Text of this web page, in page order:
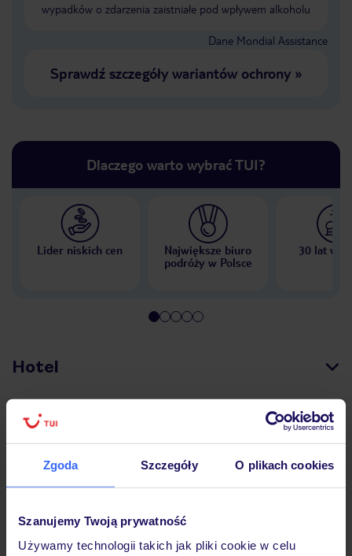
Zgoda Szczegóły O plikach cookies
Szanujemy Twoją prywatność
Używamy technologii takich jak pliki cookie w celu
wypadków o zdarzenia zaistniałe pod wpływem alkoholu
Dane Mondial Assistance
Sprawdź szczegóły wariantów ochrony»
Dlaczego warto wybrać TUI?
Lider niskich cen
Największe biuro
podróży w Polsce
30 lat w
Hotel
Opinie
Pokoje
Wyżywienie